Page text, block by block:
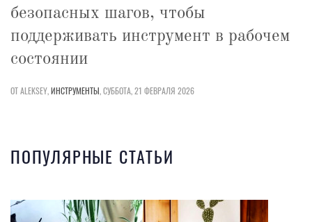
безопасных шагов, чтобы
поддерживать инструмент в рабочем
состоянии
ОТ ALEKSEY,ИНСТРУМЕНТЫ,СУББОТА, 21 ФЕВРАЛЯ 2026
ПОПУЛЯРНЫЕ СТАТЬИ